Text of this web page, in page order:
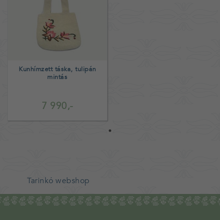
7 990,-
Kunhímzett táska, tulipán
mintás
Tarinkó webshop